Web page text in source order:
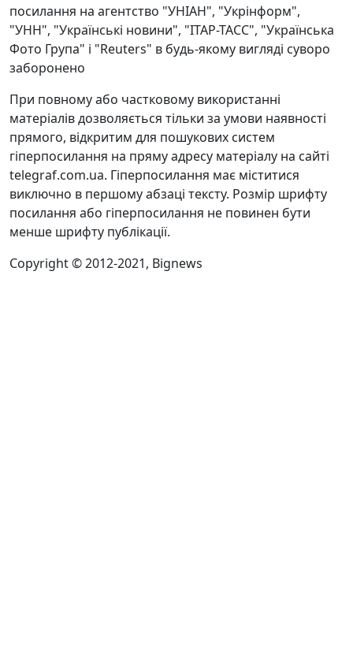
посилання на агентство "УНІАН", "Укрінформ",
"УНН", "Українські новини", "ІТАР-ТАСС", "Українська
Фото Група" і "Reuters" в будь-якому вигляді суворо
заборонено
При повному або частковому використанні
матеріалів дозволяється тільки за умови наявності
прямого, відкритим для пошукових систем
гіперпосилання на пряму адресу матеріалу на сайті
telegraf.com.ua. Гіперпосилання має міститися
виключно в першому абзаці тексту. Розмір шрифту
посилання або гіперпосилання не повинен бути
менше шрифту публікації.
Copyright © 2012-2021, Bignews